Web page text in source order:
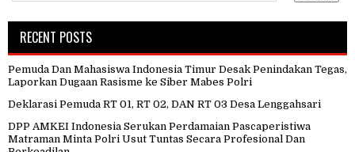
RECENT POSTS
Pemuda Dan Mahasiswa Indonesia Timur Desak Penindakan Tegas,
Laporkan Dugaan Rasisme ke Siber Mabes Polri
Deklarasi Pemuda RT 01, RT 02, DAN RT 03 Desa Lenggahsari
DPP AMKEI Indonesia Serukan Perdamaian Pascaperistiwa
Matraman Minta Polri Usut Tuntas Secara Profesional Dan